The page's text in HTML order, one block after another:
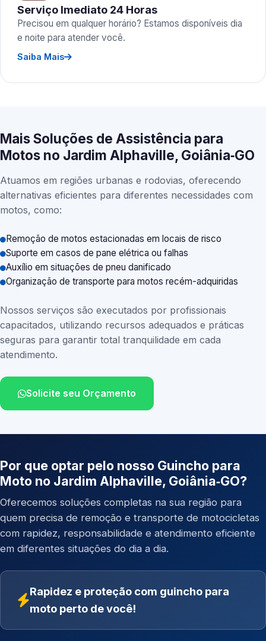
Serviço Imediato 24 Horas
Precisou em qualquer horário? Estamos disponíveis dia
e noite para atender você.
Saiba Mais
Mais Soluções de Assistência para
Motos no Jardim Alphaville, Goiânia‑GO
Atuamos em regiões urbanas e rodovias, oferecendo
alternativas eficientes para diferentes necessidades com
motos, como:
Remoção de motos estacionadas em locais de risco
Suporte em casos de pane elétrica ou falhas
Auxílio em situações de pneu danificado
Organização de transporte para motos recém-adquiridas
Nossos serviços são executados por profissionais
capacitados, utilizando recursos adequados e práticas
seguras para garantir total tranquilidade em cada
atendimento.
Solicite seu Orçamento
Por que optar pelo nosso Guincho para
Moto no Jardim Alphaville, Goiânia‑GO?
Oferecemos soluções completas na sua região para
quem precisa de remoção e transporte de motocicletas
com rapidez, responsabilidade e atendimento eficiente
em diferentes situações do dia a dia.
Rapidez e proteção com guincho para
moto perto de você!